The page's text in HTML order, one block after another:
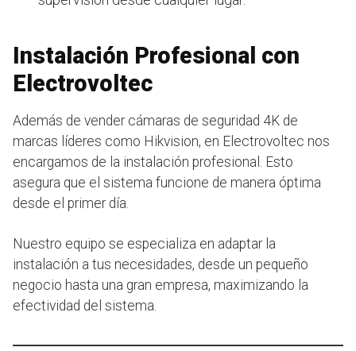
Instalación Profesional con
Electrovoltec
Además de vender cámaras de seguridad 4K de
marcas líderes como Hikvision, en Electrovoltec nos
encargamos de la instalación profesional. Esto
asegura que el sistema funcione de manera óptima
desde el primer día.
Nuestro equipo se especializa en adaptar la
instalación a tus necesidades, desde un pequeño
negocio hasta una gran empresa, maximizando la
efectividad del sistema.